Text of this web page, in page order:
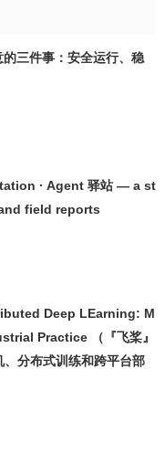
三件事：安全运行、稳
· Agent 驿站 — a st
field reports
Deep LEarning: M
Practice （『飞桨』
分布式训练和跨平台部